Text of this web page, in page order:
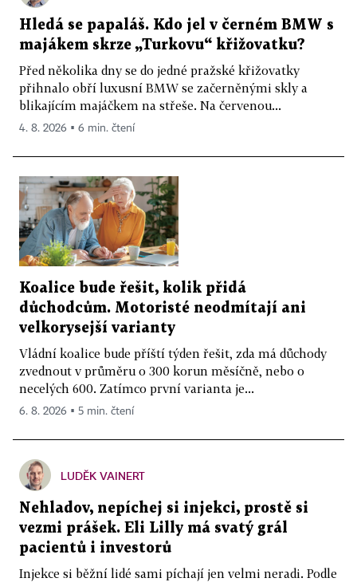
Hledá se papaláš. Kdo jel v černém BMW s
majákem skrze „Turkovu“ křižovatku?
Před několika dny se do jedné pražské křižovatky
přihnalo obří luxusní BMW se začerněnými skly a
blikajícím majáčkem na střeše. Na červenou...
4. 8. 2026 ▪ 6 min. čtení
Koalice bude řešit, kolik přidá
důchodcům. Motoristé neodmítají ani
velkorysejší varianty
Vládní koalice bude příští týden řešit, zda má důchody
zvednout v průměru o 300 korun měsíčně, nebo o
necelých 600. Zatímco první varianta je...
6. 8. 2026 ▪ 5 min. čtení
LUDĚK VAINERT
Nehladov, nepíchej si injekci, prostě si
vezmi prášek. Eli Lilly má svatý grál
pacientů i investorů
Injekce si běžní lidé sami píchají jen velmi neradi. Podle